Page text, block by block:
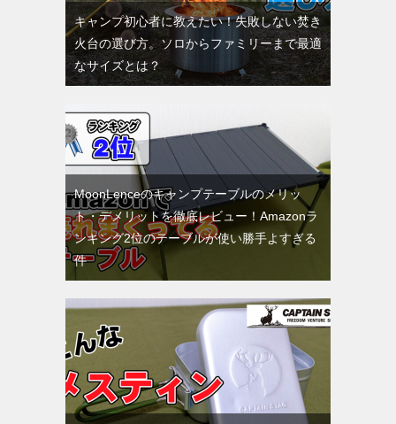
キャンプ初心者に教えたい！失敗しない焚き
火台の選び方。ソロからファミリーまで最適
なサイズとは？
MoonLenceのキャンプテーブルのメリッ
ト・デメリットを徹底レビュー！Amazonラ
ンキング2位のテーブルが使い勝手よすぎる
件